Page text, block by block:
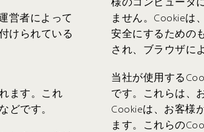
営者によって
けられている
ます。これ
どです。
様のコンピュータ
ません。Cookieは
安全にするための
され、ブラウザに
当社が使用する
です。これらは、
Cookieは、お客様
ます。これらの